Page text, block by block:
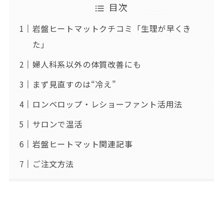
目次
岩盤ヒートマットクチコミ「生理が早くき
た」
婦人科系以外の体質改善にも
まず見直すのは“冷え”
ロンベロップ・レショーファント活用法
サロンで温活
岩盤ヒートマット関連記事
ご注文方法